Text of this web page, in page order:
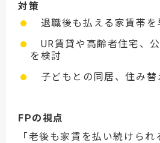
対策
退職後も払える家賃帯を
UR賃貸や高齢者住宅、
を検討
子どもとの同居、住み替
FPの視点
「老後も家賃を払い続けら